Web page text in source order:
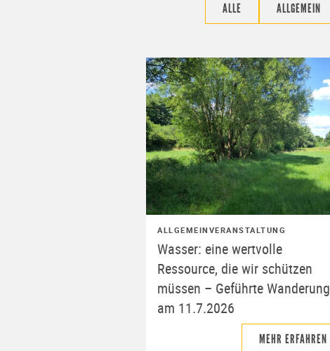
ALLE ALLGEMEIN
ALLGEMEIN VERANSTALTUNG
Wasser: eine wertvolle
Ressource, die wir schützen
müssen – Geführte Wanderung
am 11.7.2026
MEHR ERFAHREN